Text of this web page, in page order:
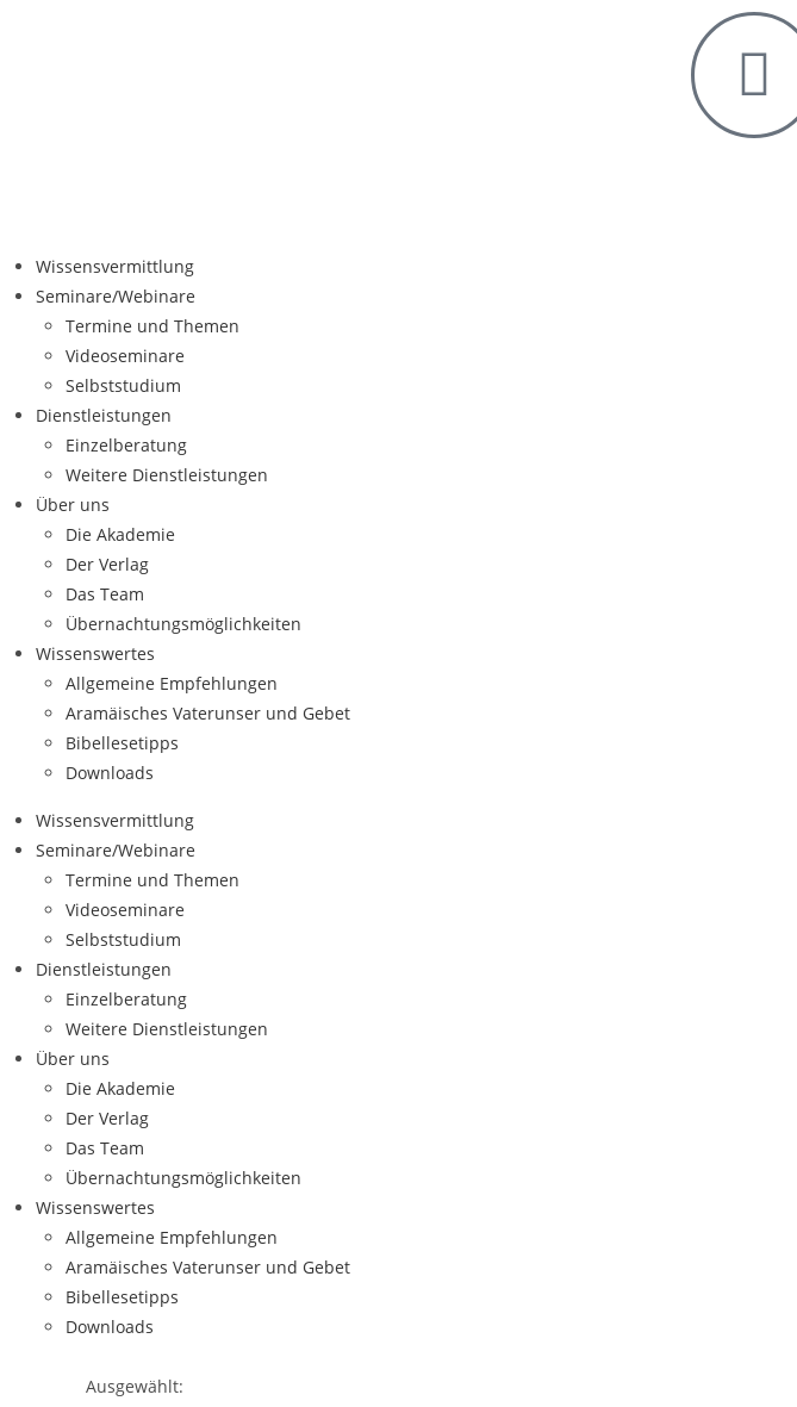
Wissensvermittlung
Seminare/Webinare
Termine und Themen
Videoseminare
Selbststudium
Dienstleistungen
Einzelberatung
Weitere Dienstleistungen
Über uns
Die Akademie
Der Verlag
Das Team
Übernachtungsmöglichkeiten
Wissenswertes
Allgemeine Empfehlungen
Aramäisches Vaterunser und Gebet
Bibellesetipps
Downloads
Wissensvermittlung
Seminare/Webinare
Termine und Themen
Videoseminare
Selbststudium
Dienstleistungen
Einzelberatung
Weitere Dienstleistungen
Über uns
Die Akademie
Der Verlag
Das Team
Übernachtungsmöglichkeiten
Wissenswertes
Allgemeine Empfehlungen
Aramäisches Vaterunser und Gebet
Bibellesetipps
Downloads
Ausgewählt: